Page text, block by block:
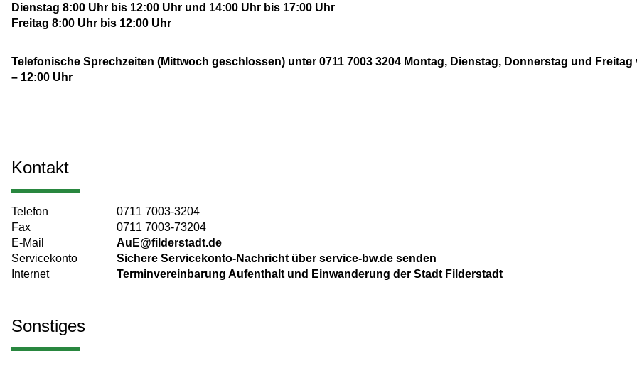
Dienstag 8:00 Uhr bis 12:00 Uhr und 14:00 Uhr bis 17:00 Uhr
Freitag 8:00 Uhr bis 12:00 Uhr
Telefonische Sprechzeiten (Mittwoch geschlossen) unter 0711 7003 3204 Montag, Dienstag, Donnerstag und Freitag
– 12:00 Uhr
Kontakt
Telefon
0711 7003-3204
Fax
0711 7003-73204
E-Mail
AuE@filderstadt.de
Servicekonto
Sichere Servicekonto-Nachricht über service-bw.de senden
Internet
Terminvereinbarung Aufenthalt und Einwanderung der Stadt Filderstadt
Sonstiges